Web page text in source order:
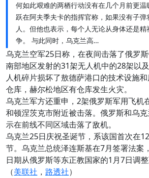
何如此艰难的两栖行动没有在几个月前更
跃在阿夫季夫卡的指挥官称，如果没有子弹
人。但他也表示，每个人无论从身体还是
争。 与此同时，乌克兰高…
乌克兰空军25日称，在夜间击落了俄罗
南部地区发射的31架无人机中的28架以
人机碎片损坏了敖德萨港口的技术设施
仓库，赫尔松地区有仓库发生火灾。
乌克兰军方还重申，2架俄罗斯军用飞机
和顿涅茨克市附近被击落。俄罗斯和乌
示在前线不同区域击落了敌机。
乌克兰25日庆祝圣诞节，系该国首次在
节。乌克兰总统泽连斯基在7月签署法案
日期从俄罗斯等东正教国家的1月7日调整
（美联社 ， 路透社）